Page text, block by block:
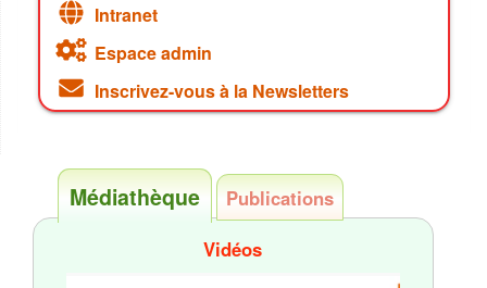
Intranet
Espace admin
Inscrivez-vous à la Newsletters
Médiathèque
Publications
Vidéos